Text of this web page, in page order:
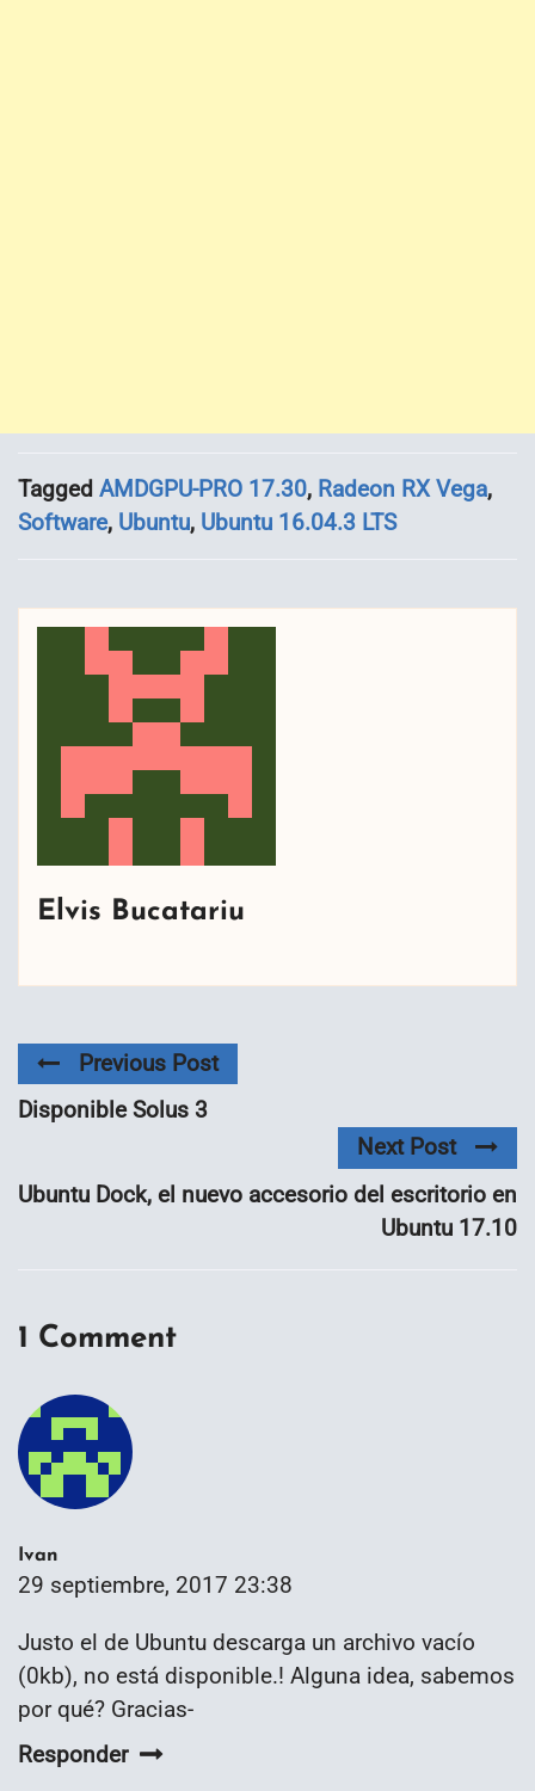
Tagged AMDGPU-PRO 17.30, Radeon RX Vega,
Software, Ubuntu, Ubuntu 16.04.3 LTS
Elvis Bucatariu
Previous Post
Disponible Solus 3
Next Post
Ubuntu Dock, el nuevo accesorio del escritorio en
Ubuntu 17.10
1 Comment
Ivan
29 septiembre, 2017 23:38
Justo el de Ubuntu descarga un archivo vacío
(0kb), no está disponible.! Alguna idea, sabemos
por qué? Gracias-
Responder